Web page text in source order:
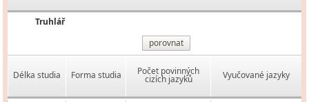
Truhlář
porovnat
Délka studia Forma studia Počet povinných
cizích jazyků Vyučované jazyky